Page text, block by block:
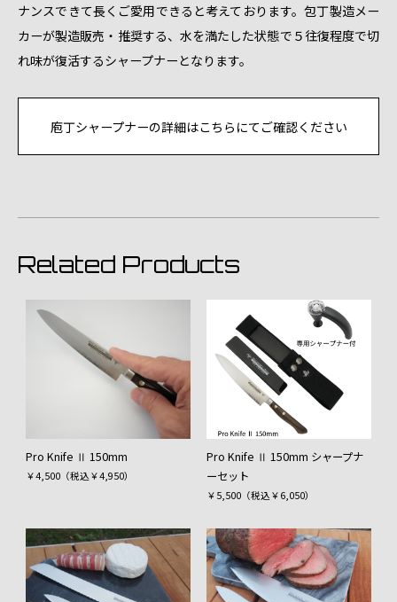
ナンスできて長くご愛用できると考えております。包丁製造メー
カーが製造販売・推奨する、水を満たした状態で５往復程度で切
れ味が復活するシャープナーとなります。
庖丁シャープナーの詳細はこちらにてご確認ください
Related Products
Pro Knife Ⅱ 150mm
￥4,500（税込￥4,950）
Pro Knife Ⅱ 150mm シャープナ
ーセット
￥5,500（税込￥6,050）